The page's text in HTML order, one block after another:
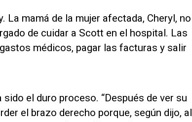
La mamá de la mujer afectada, Cheryl, no
de cuidar a Scott en el hospital. Las
médicos, pagar las facturas y salir
el duro proceso. “Después de ver su
el brazo derecho porque, según dijo, al